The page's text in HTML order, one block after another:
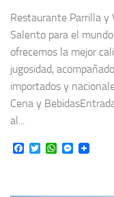
Restaurante Parrilla y
Salento para el
ofrecemos la mejor
jugosidad,
importados y
Cena y
al...
Facebook
TwitterWhatsApp